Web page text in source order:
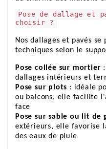
Pose de dallage et
choisir ?
Nos dallages et pavés
techniques selon le
Pose collée sur mortier
dallages intérieurs et
Pose sur plots : idéale
ou balcons, elle facilite
face
Pose sur sable ou lit de
extérieurs, elle favorise
des eaux de pluie